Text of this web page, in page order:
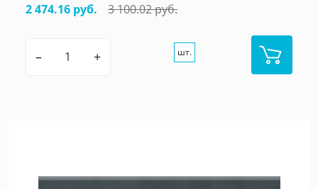
2 474.16 руб. 3 100.02 руб.
– + шт.